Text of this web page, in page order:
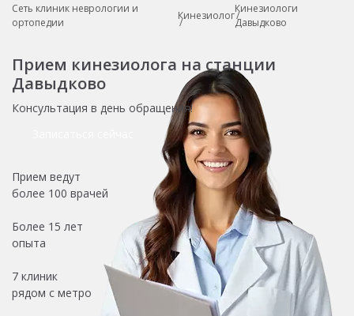
Сеть клиник неврологии и
ортопедии
Кинезиолог
Кинезиологи
Давыдково
Прием кинезиолога на станции
Давыдково
Консультация в день обращения!
Прием ведут
более 100 врачей
Более 15 лет
опыта
7 клиник
рядом с метро